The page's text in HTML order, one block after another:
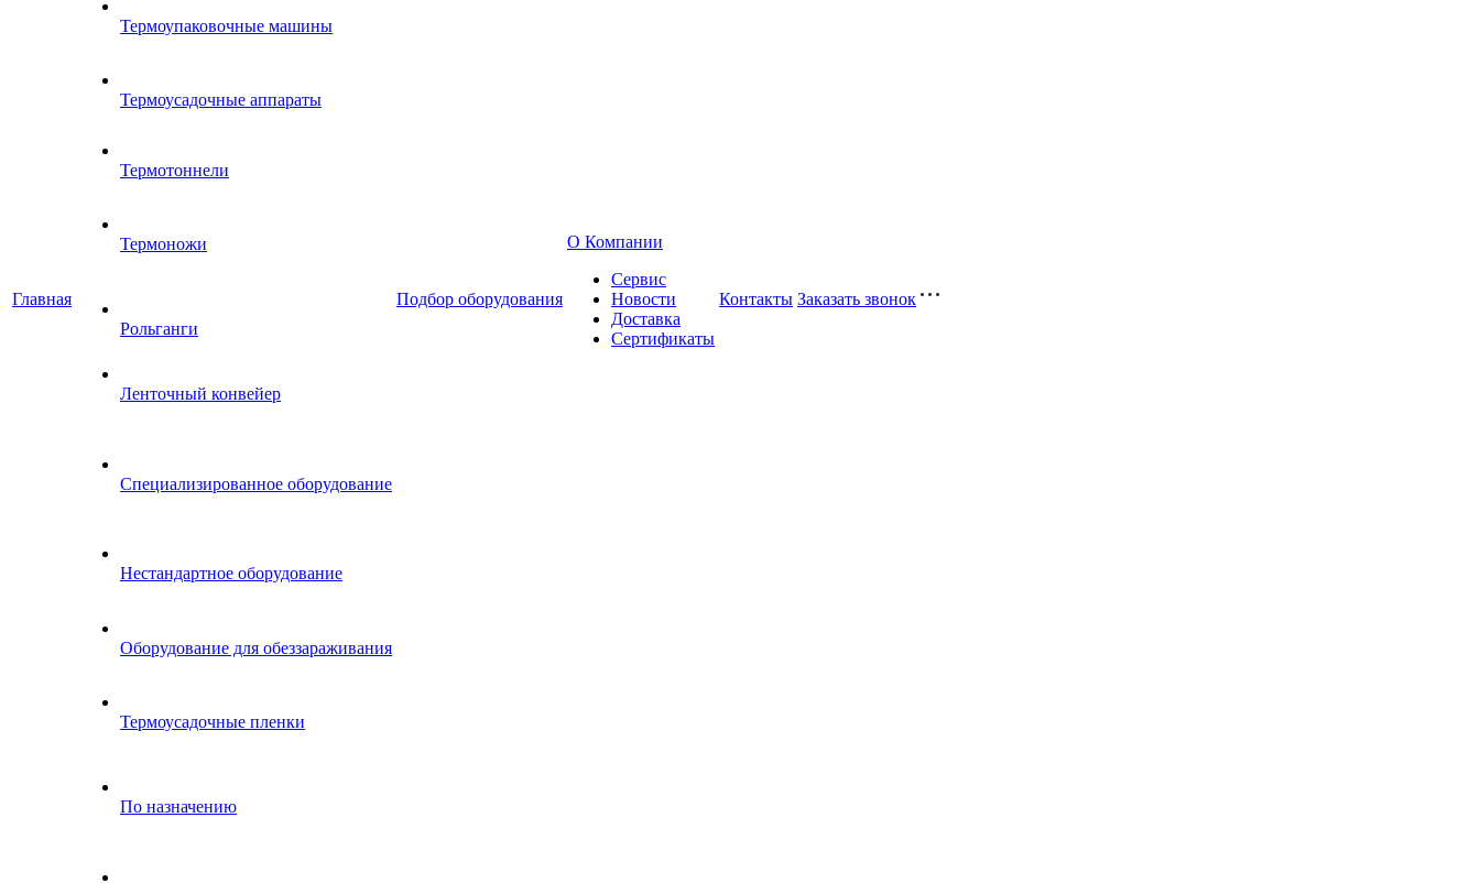
Главная
Термоупаковочные машины
Термоусадочные аппараты
Термотоннели
Термоножи
Рольганги
Ленточный конвейер
Специализированное оборудование
Нестандартное оборудование
Оборудование для обеззараживания
Термоусадочные пленки
По назначению
Подбор оборудования
О Компании
Сервис
Новости
Доставка
Сертификаты
Контакты Заказать звонок